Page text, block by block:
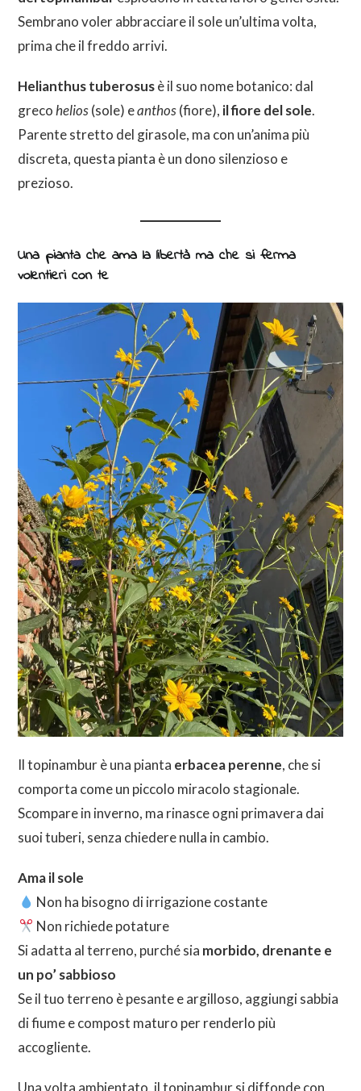
Sembrano voler abbracciare il sole un’ultima volta,
prima che il freddo arrivi.
Helianthus tuberosusè il suo nome botanico: dal
grecohelios(sole) eanthos(fiore), il fiore del sole.
Parente stretto del girasole, ma con un’anima più
discreta, questa pianta è un dono silenzioso e
prezioso.
Una pianta che ama la libertà ma che si ferma
volentieri con te
Il topinambur è una pianta erbacea perenne, che si
comporta come un piccolo miracolo stagionale.
Scompare in inverno, ma rinasce ogni primavera dai
suoi tuberi, senza chiedere nulla in cambio.
Ama il sole
Non ha bisogno di irrigazione costante
Non richiede potature
Si adatta al terreno, purché sia morbido, drenante e
un po’ sabbioso
Se il tuo terreno è pesante e argilloso, aggiungi sabbia
di fiume e compost maturo per renderlo più
accogliente.
Una volta ambientato, il topinambur si diffonde con